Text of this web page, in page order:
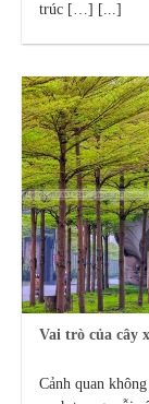
trúc […] [...]
Vai trò của cây
Cảnh quan